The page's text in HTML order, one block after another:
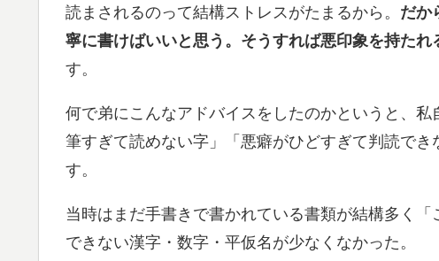
読まされるのって結構ストレスがたまるから。 だか
寧に書けばいいと思う。そうすれば悪印象を持たれ
す。
何で弟にこんなアドバイスをしたのかというと、
筆すぎて読めない字」「悪癖がひどすぎて判読で
す。
当時はまだ手書きで書かれている書類が結構多く
できない漢字・数字・平仮名が少なくなかった。